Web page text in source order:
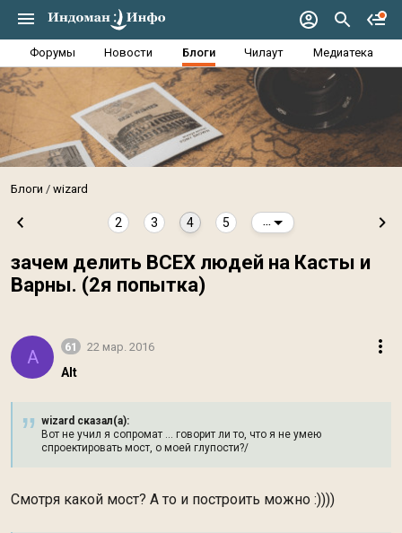
Форумы Новости Блоги Чилаут Медиатека
Блоги wizard
2 3 4 5
зачем делить ВСЕХ людей на Касты и
Варны. (2я попытка)
A 61 22 мар. 2016
Alt
wizard сказал(а):
Вот не учил я сопромат ... говорит ли то, что я не умею
спроектировать мост, о моей глупости?/
Смотря какой мост? А то и построить можно :))))